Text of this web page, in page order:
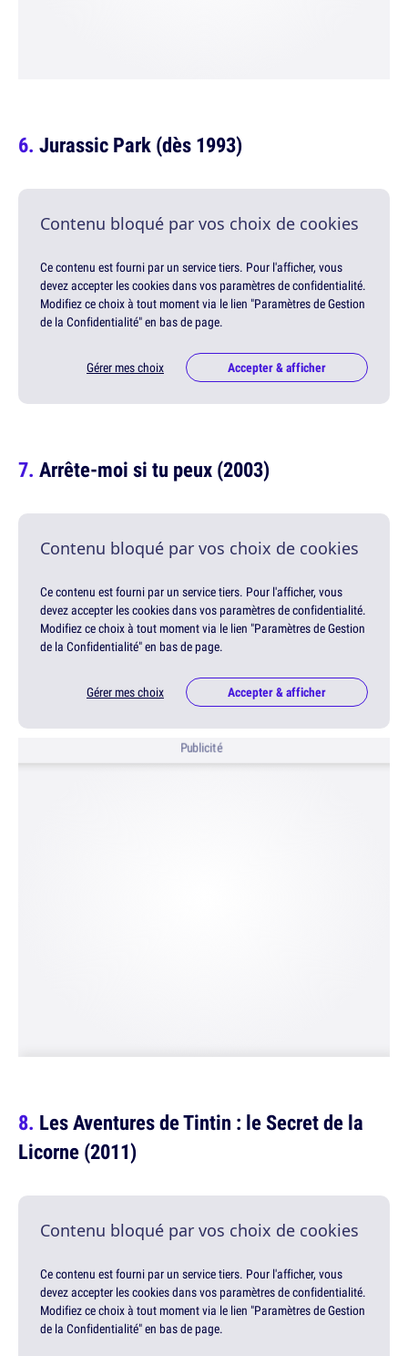
Jurassic Park (dès 1993)
Contenu bloqué par vos choix de cookies
Ce contenu est fourni par un service tiers. Pour l'afficher, vous
devez accepter les cookies dans vos paramètres de confidentialité.
Modifiez ce choix à tout moment via le lien "Paramètres de Gestion
de la Confidentialité" en bas de page.
Gérer mes choix Accepter & afficher
Arrête-moi si tu peux (2003)
Contenu bloqué par vos choix de cookies
Ce contenu est fourni par un service tiers. Pour l'afficher, vous
devez accepter les cookies dans vos paramètres de confidentialité.
Modifiez ce choix à tout moment via le lien "Paramètres de Gestion
de la Confidentialité" en bas de page.
Gérer mes choix Accepter & afficher
Publicité
Les Aventures de Tintin : le Secret de la
Licorne (2011)
Contenu bloqué par vos choix de cookies
Ce contenu est fourni par un service tiers. Pour l'afficher, vous
devez accepter les cookies dans vos paramètres de confidentialité.
Modifiez ce choix à tout moment via le lien "Paramètres de Gestion
de la Confidentialité" en bas de page.